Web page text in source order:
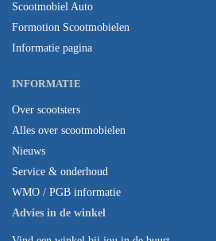
Scootmobiel Auto
Formotion Scootmobielen
Informatie pagina
INFORMATIE
Over scootsters
Alles over scootmobielen
Nieuws
Service & onderhoud
WMO / PGB informatie
Advies in de winkel